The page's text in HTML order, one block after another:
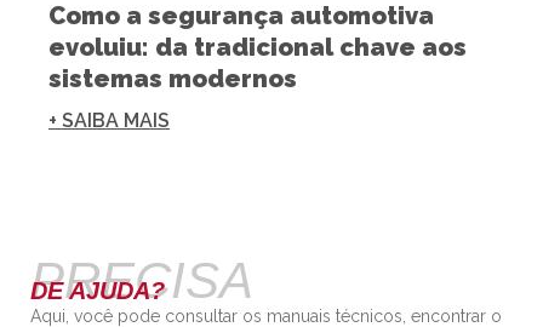
Como a segurança automotiva
evoluiu: da tradicional chave aos
sistemas modernos
+ SAIBA MAIS
PRECISA
DE AJUDA?
Aqui, você pode consultar os manuais técnicos, encontrar o